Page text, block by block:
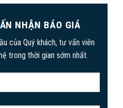
NHẬN BÁO GIÁ
của Quý khách, tư vấn viên
trong thời gian sớm nhất.